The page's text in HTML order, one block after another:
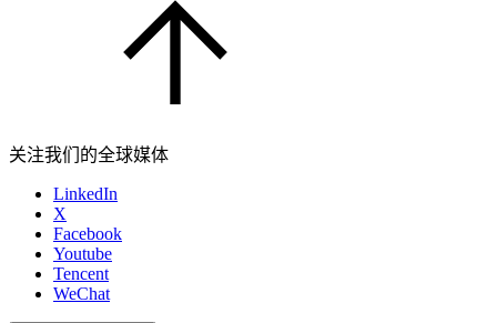
关注我们的全球媒体
LinkedIn
X
Facebook
Youtube
Tencent
WeChat